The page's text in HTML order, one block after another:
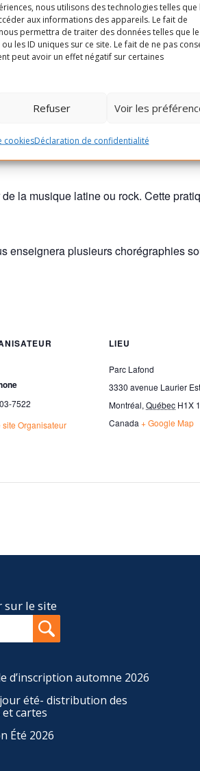
nous utilisons des technologies telles que
aux informations des appareils. Le fait de
permettra de traiter des données telles que le
les ID uniques sur ce site. Le fait de ne pas
peut avoir un effet négatif sur certaines
Refuser Voir les
cookiesDéclaration de confidentialité
l’un derrière l’autre, l’un à côté
la musique latine ou rock. Cette
enseignera plusieurs chorégraphies
7522
site Organisateur
LIEU
Parc Lafond
3330 avenue Laurier Est
Montréal, Québec H1X
Canada + Google Map
sur le site
d’inscription automne 2026
été- distribution des
cartes
Été 2026